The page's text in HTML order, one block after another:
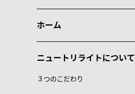
ホーム
ニュートリライトについて
３つのこだわり